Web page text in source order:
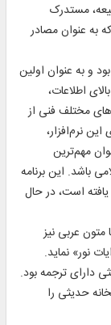
مستدرک
به عنوان مصادر
بر 181 عنوان کتاب در 428 جلد بود و به عنوان اولین
اطلاعات،
مختلف فنی از
نرم‌افزار،
تا کنون به عنوان مهم‌ترین
باشد. این برنامه
است، در حال
متون عربی نیز
نور» نماید.
دارای ترجمه بود.
این کتابخانه حدیثی را